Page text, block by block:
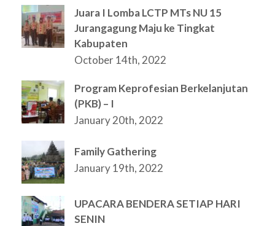
Juara I Lomba LCTP MTs NU 15
Jurangagung Maju ke Tingkat
Kabupaten
October 14th, 2022
Program Keprofesian Berkelanjutan
(PKB) – I
January 20th, 2022
Family Gathering
January 19th, 2022
UPACARA BENDERA SETIAP HARI
SENIN